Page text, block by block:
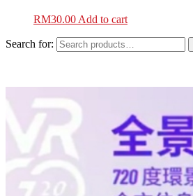
RM30.00 Add to cart
Search for: